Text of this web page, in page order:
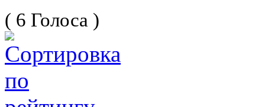
( 6 Голоса )